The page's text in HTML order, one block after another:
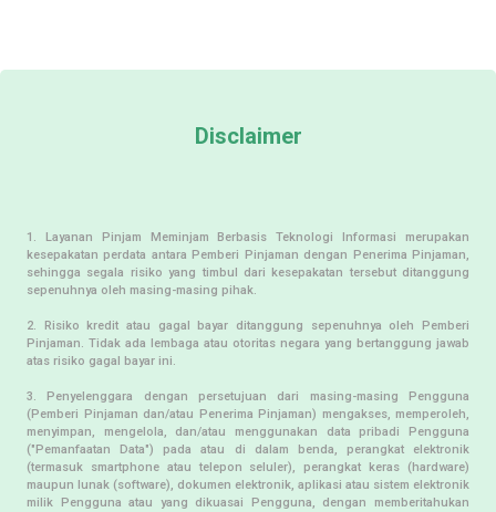
Disclaimer
1. Layanan Pinjam Meminjam Berbasis Teknologi Informasi merupakan
kesepakatan perdata antara Pemberi Pinjaman dengan Penerima Pinjaman,
sehingga segala risiko yang timbul dari kesepakatan tersebut ditanggung
sepenuhnya oleh masing-masing pihak.
2. Risiko kredit atau gagal bayar ditanggung sepenuhnya oleh Pemberi
Pinjaman. Tidak ada lembaga atau otoritas negara yang bertanggung jawab
atas risiko gagal bayar ini.
3. Penyelenggara dengan persetujuan dari masing-masing Pengguna
(Pemberi Pinjaman dan/atau Penerima Pinjaman) mengakses, memperoleh,
menyimpan, mengelola, dan/atau menggunakan data pribadi Pengguna
("Pemanfaatan Data") pada atau di dalam benda, perangkat elektronik
(termasuk smartphone atau telepon seluler), perangkat keras (hardware)
maupun lunak (software), dokumen elektronik, aplikasi atau sistem elektronik
milik Pengguna atau yang dikuasai Pengguna, dengan memberitahukan